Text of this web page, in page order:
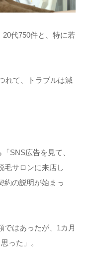
20代750件と、特に若
れて、トラブルは減
SNS広告を見て、
毛サロンに来店し
約の説明が始まっ
ではあったが、1カ月
った」。